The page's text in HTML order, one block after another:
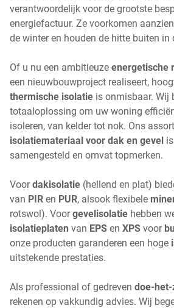
verantwoordelijk voor de grootste
energiefactuur. Ze voorkomen
de winter en houden de hitte buiten in
Of u nu een ambitieuze energetische
een nieuwbouwproject realiseert,
thermische isolatie is onmisbaar. Wij
totaaloplossing om uw woning
isoleren, van kelder tot nok. Ons
isolatiemateriaal voor dak en gevel
samengesteld en omvat topmerken.
Voordakisolatie (hellend en plat)
van PIR en PUR, alsook flexibele
rotswol). Voorgevelisolatie hebben
isolatieplaten van EPS en XPS voor
onze producten garanderen een hoge
uitstekende prestaties.
Als professional of gedreven doe-
rekenen op vakkundig advies. Wij